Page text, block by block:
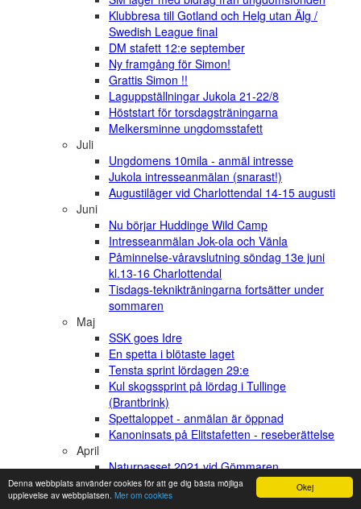
Okej
Denna webbplats använder cookies för att ge dig bästa möjliga
upplevelse av webbplatsen. Mer om cookies
Klubbresa till Gotland och Helg utan Älg /
Swedish League final
DM stafett 12:e september
Ny framgång för Simon!
Grattis Simon !!
Laguppställningar Jukola 21-22/8
Höststart för torsdagsträningarna
Melkersminne ungdomsstafett
Juli
Ungdomens 10mila - anmäl intresse
Jukola intresseanmälan (snarast!)
Augustiläger vid Charlottendal 14-15 augusti
Juni
Nu börjar Huddinge Wild Camp
Intresseanmälan Jok-ola och Vänla
Påminnelse-våravslutning söndag 13e juni
kl.13-16 Charlottendal
Tisdags-teknikträningarna fortsätter under
sommaren
Maj
SSK goes Idre
En spetta i blötaste laget
Tensta sprint lördagen 29:e
Kul skogssprint på lördag i Tullinge
(Brantbrink)
Spettaloppet - anmälan är öppnad
Kanoninsats på Elitstafetten - reseberättelse
April
Naturpasset 2021 vid Gömmaren
Lag till Elitstafetten
Träning i Björnkulla, Söndag 2/5